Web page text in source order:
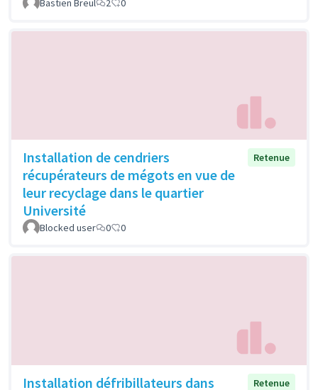
Bastien Breul 2 0
Installation de cendriers
récupérateurs de mégots en vue de
leur recyclage dans le quartier
Université
Retenue
Blocked user 0 0
Installation défribillateurs dans Retenue